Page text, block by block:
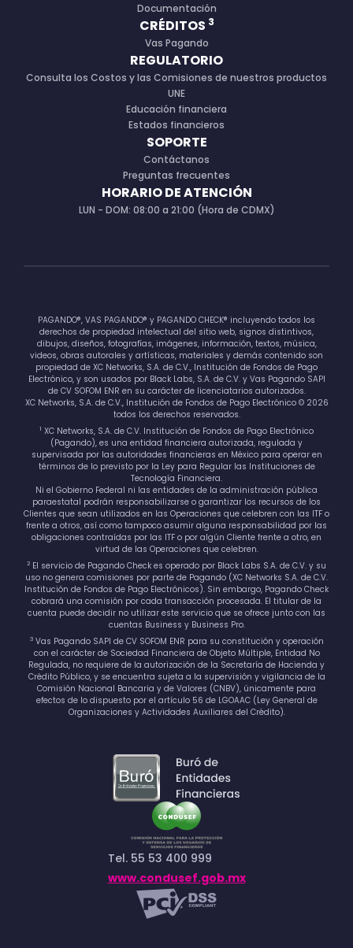
Documentación
CRÉDITOS 3
Vas Pagando
REGULATORIO
Consulta los Costos y las Comisiones de nuestros productos
UNE
Educación financiera
Estados financieros
SOPORTE
Contáctanos
Preguntas frecuentes
HORARIO DE ATENCIÓN
LUN - DOM: 08:00 a 21:00 (Hora de CDMX)
PAGANDO®, VAS PAGANDO® y PAGANDO CHECK® incluyendo todos los
derechos de propiedad intelectual del sitio web, signos distintivos,
dibujos, diseños, fotografías, imágenes, información, textos, música,
videos, obras autorales y artísticas, materiales y demás contenido son
propiedad de XC Networks, S.A. de C.V., Institución de Fondos de Pago
Electrónico, y son usados por Black Labs, S.A. de C.V. y Vas Pagando SAPI
de CV SOFOM ENR en su carácter de licenciatarios autorizados.
XC Networks, S.A. de C.V., Institución de Fondos de Pago Electrónico © 2026
todos los derechos reservados.
1 XC Networks, S.A. de C.V. Institución de Fondos de Pago Electrónico
(Pagando), es una entidad financiera autorizada, regulada y
supervisada por las autoridades financieras en México para operar en
términos de lo previsto por la Ley para Regular las Instituciones de
Tecnología Financiera.
Ni el Gobierno Federal ni las entidades de la administración pública
paraestatal podrán responsabilizarse o garantizar los recursos de los
Clientes que sean utilizados en las Operaciones que celebren con las ITF o
frente a otros, así como tampoco asumir alguna responsabilidad por las
obligaciones contraídas por las ITF o por algún Cliente frente a otro, en
virtud de las Operaciones que celebren.
2 El servicio de Pagando Check es operado por Black Labs S.A. de C.V. y su
uso no genera comisiones por parte de Pagando (XC Networks S.A. de C.V.
Institución de Fondos de Pago Electrónicos). Sin embargo, Pagando Check
cobrará una comisión por cada transacción procesada. El titular de la
cuenta puede decidir no utilizar este servicio que se ofrece junto con las
cuentas Business y Business Pro.
3Vas Pagando SAPI de CV SOFOM ENR para su constitución y operación
con el carácter de Sociedad Financiera de Objeto Múltiple, Entidad No
Regulada, no requiere de la autorización de la Secretaría de Hacienda y
Crédito Público, y se encuentra sujeta a la supervisión y vigilancia de la
Comisión Nacional Bancaria y de Valores (CNBV), únicamente para
efectos de lo dispuesto por el artículo 56 de LGOAAC (Ley General de
Organizaciones y Actividades Auxiliares del Crédito).
Tel. 55 53 400 999
www.condusef.gob.mx